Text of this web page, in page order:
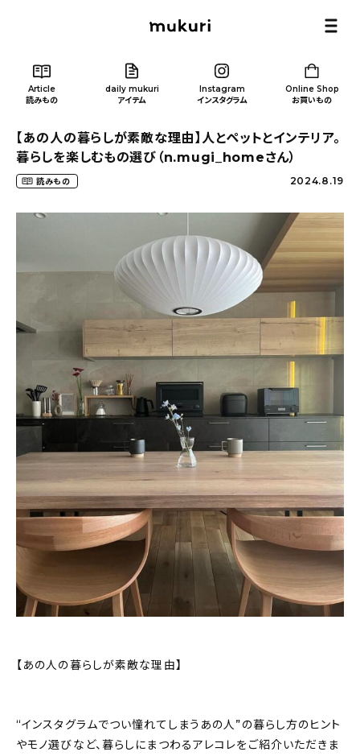
Article
読みもの
daily mukuri
アイテム
Instagram
インスタグラム
Online Shop
お買いもの
Article/ 読みもの
おすすめの記事
コラム
インテリア
キッチン
収納/掃除
新着記事
【あの人の暮らしが素敵な理由】人とペットとインテリア。
暮らしを楽しむもの選び（n.mugi_homeさん）
読みもの 2024.8.19
【あの人の暮らしが素敵な理由】
“インスタグラムでつい憧れてしまうあの人”の暮らし方のヒント
やモノ選びなど、暮らしにまつわるアレコレをご紹介いただきま